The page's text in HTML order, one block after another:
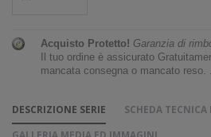
Acquisto Protetto! Garanzia di
Il tuo ordine è assicurato
mancata consegna o mancato reso.
DESCRIZIONE SERIE
SCHEDA
GALLERIA MEDIA ED IMMAGINI